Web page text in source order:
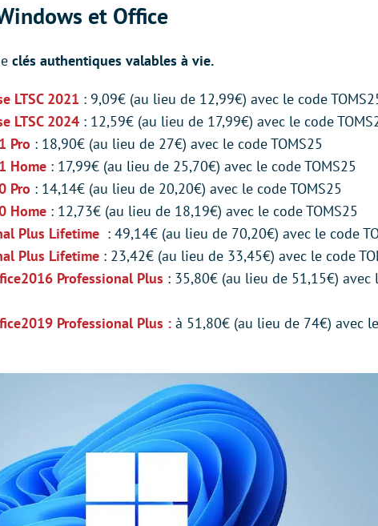
et Office
clés authentiques valables à vie.
LTSC 2021 : 9,09€ (au lieu de 12,99€) avec le code
LTSC 2024 : 12,59€ (au lieu de 17,99€) avec le code
Pro : 18,90€ (au lieu de 27€) avec le code TOMS25
Home : 17,99€ (au lieu de 25,70€) avec le code TOMS25
Pro : 14,14€ (au lieu de 20,20€) avec le code TOMS25
Home : 12,73€ (au lieu de 18,19€) avec le code TOMS25
Plus Lifetime : 49,14€ (au lieu de 70,20€) avec le code
Plus Lifetime : 23,42€ (au lieu de 33,45€) avec le code
Professional Plus : 35,80€ (au lieu de 51,15€) avec
Professional Plus : à 51,80€ (au lieu de 74€) avec